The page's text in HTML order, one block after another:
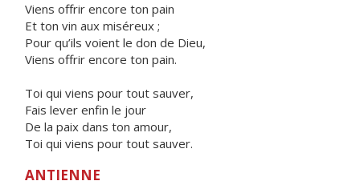
Viens offrir encore ton pain
Et ton vin aux miséreux ;
Pour qu’ils voient le don de Dieu,
Viens offrir encore ton pain.
Toi qui viens pour tout sauver,
Fais lever enfin le jour
De la paix dans ton amour,
Toi qui viens pour tout sauver.
ANTIENNE